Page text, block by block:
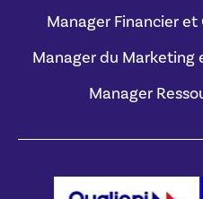
Manager Financier
Manager du Marketing
Manager